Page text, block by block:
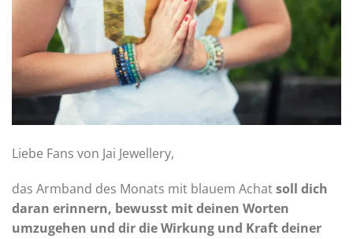
Liebe Fans von Jai Jewellery,
das Armband des Monats mit blauem Achatsoll dich
daran erinnern, bewusst mit deinen Worten
umzugehen und dir die Wirkung und Kraft deiner